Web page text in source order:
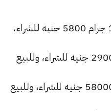
أسعار الذهب عيار 21 وزن 1 جرام 5800 جنيه للشراء،
سعر عيار 21 وزن 5 جرام 29000 جنيه للشراء، وللبيع
سعر عيار 21 وزن 10 جرام 58000 جنيه للشراء، وللبيع